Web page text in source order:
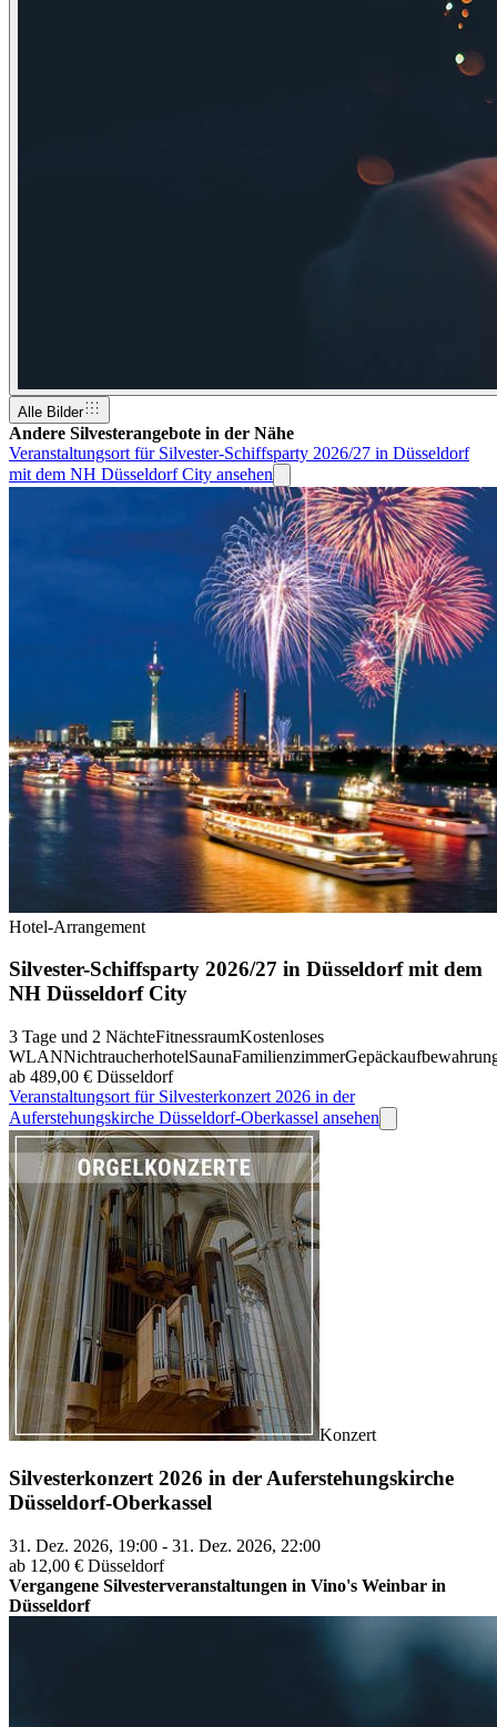
Alle Bilder
Andere Silvesterangebote in der Nähe
Veranstaltungsort für Silvester-Schiffsparty 2026/27 in Düsseldorf
mit dem NH Düsseldorf City ansehen
Hotel-Arrangement
Silvester-Schiffsparty 2026/27 in Düsseldorf mit dem
NH Düsseldorf City
3 Tage und 2 NächteFitnessraumKostenloses
WLANNichtraucherhotelSaunaFamilienzimmer
ab 489,00 € Düsseldorf
Veranstaltungsort für Silvesterkonzert 2026 in der
Auferstehungskirche Düsseldorf-Oberkassel ansehen
Konzert
Silvesterkonzert 2026 in der Auferstehungskirche
Düsseldorf-Oberkassel
31. Dez. 2026, 19:00 - 31. Dez. 2026, 22:00
ab 12,00 € Düsseldorf
Vergangene Silvesterveranstaltungen in Vino's Weinbar in
Düsseldorf